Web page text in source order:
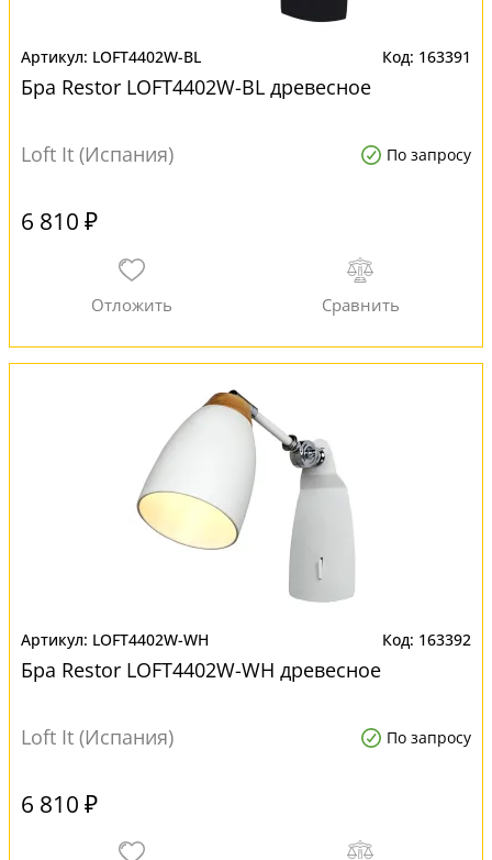
LOFT4402W-BL 163391
Бра Restor LOFT4402W-BL древесное
Loft It (Испания) По запросу
6 810 ₽
LOFT4402W-WH 163392
Бра Restor LOFT4402W-WH древесное
Loft It (Испания) По запросу
6 810 ₽